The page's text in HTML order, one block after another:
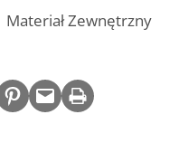
Materiał Zewnętrzny
Share on Pinterest Email this Page Print this Page